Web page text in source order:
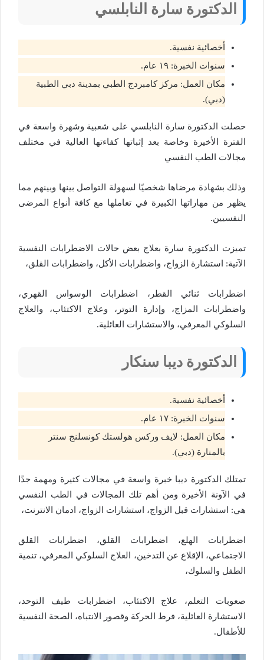
الدكتورة سارة النابلسي
أخصائية نفسية.
سنوات الخبرة: ١٩ عام.
مكان العمل: مركز كامبردج الطبي بمدينة دبي الطبية
(دبي).
حصلت الدكتورة سارة النابلسي على شعبية وشهرة واسعة في
الفترة الأخيرة وخاصة بعد إثباتها كفاءتها العالية في مختلف
مجالات الطب النفسي
وذلك بشهادة مرضاها شخصيًا لسهولة التواصل بينها وبينهم مما
يظهر من مهاراتها الكبيرة في تعاملها مع كافة أنواع المرضى
النفسيين.
تميزت الدكتورة سارة بعلاج بعض حالات الاضطرابات النفسية
الآتية: استشارة الزواج، واضطرابات الأكل، واضطرابات القلق،
اضطرابات ثنائي القطر، اضطرابات الوسواس القهري،
واضطرابات المزاج، وإدارة التوتر، وعلاج الاكتئاب، والعلاج
السلوكي المعرفي، والاستشارات العائلية.
الدكتورة ديبا سنكار
أخصائية نفسية.
سنوات الخبرة: ١٧ عام.
مكان العمل: لايف وركس هولستك كونسلنج سنتر
بالمنارة (دبي).
تمتلك الدكتورة ديبا خبرة واسعة في مجالات كثيرة ومهمة جدًا
في الآونة الأخيرة ومن أهم تلك المجالات في الطب النفسي
هي: استشارات قبل الزواج، استشارات الزواج، ادمان الانترنت،
اضطرابات الهلع، اضطرابات القلق، اضطرابات القلق
الاجتماعي، الإقلاع عن التدخين، العلاج السلوكي المعرفي، تنمية
الطفل والسلوك،
صعوبات التعلم، علاج الاكتئاب، اضطرابات طيف التوحد،
الاستشارة العائلية، فرط الحركة وقصور الانتباه، الصحة النفسية
للأطفال.